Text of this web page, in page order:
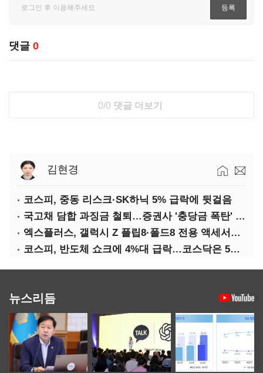
댓글 0
0/0 댓글 더보기
김현경
코스피, 중동 리스크·SK하닉 5% 급락에 뒷걸음
국고채 담합 과징금 철퇴…증권사 '충당금 폭탄' 우려
엑스플러스, 갤럭시 Z 플립8·폴드8 전용 액세서리 출시
코스피, 반도체 쇼크에 4%대 급락…코스닥은 5거래일째 상승
뉴스리듬